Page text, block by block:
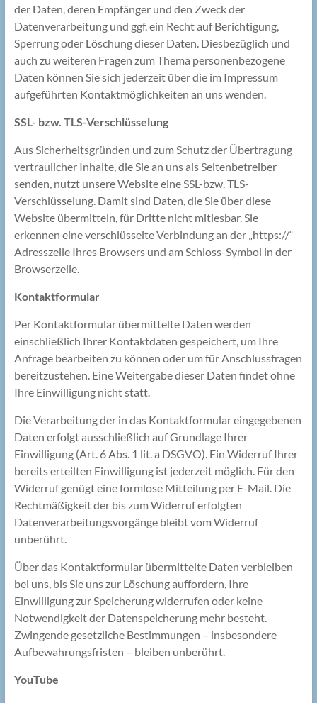
der Daten, deren Empfänger und den Zweck der
Datenverarbeitung und ggf. ein Recht auf Berichtigung,
Sperrung oder Löschung dieser Daten. Diesbezüglich und
auch zu weiteren Fragen zum Thema personenbezogene
Daten können Sie sich jederzeit über die im Impressum
aufgeführten Kontaktmöglichkeiten an uns wenden.
SSL- bzw. TLS-Verschlüsselung
Aus Sicherheitsgründen und zum Schutz der Übertragung
vertraulicher Inhalte, die Sie an uns als Seitenbetreiber
senden, nutzt unsere Website eine SSL-bzw. TLS-
Verschlüsselung. Damit sind Daten, die Sie über diese
Website übermitteln, für Dritte nicht mitlesbar. Sie
erkennen eine verschlüsselte Verbindung an der „https://“
Adresszeile Ihres Browsers und am Schloss-Symbol in der
Browserzeile.
Kontaktformular
Per Kontaktformular übermittelte Daten werden
einschließlich Ihrer Kontaktdaten gespeichert, um Ihre
Anfrage bearbeiten zu können oder um für Anschlussfragen
bereitzustehen. Eine Weitergabe dieser Daten findet ohne
Ihre Einwilligung nicht statt.
Die Verarbeitung der in das Kontaktformular eingegebenen
Daten erfolgt ausschließlich auf Grundlage Ihrer
Einwilligung (Art. 6 Abs. 1 lit. a DSGVO). Ein Widerruf Ihrer
bereits erteilten Einwilligung ist jederzeit möglich. Für den
Widerruf genügt eine formlose Mitteilung per E-Mail. Die
Rechtmäßigkeit der bis zum Widerruf erfolgten
Datenverarbeitungsvorgänge bleibt vom Widerruf
unberührt.
Über das Kontaktformular übermittelte Daten verbleiben
bei uns, bis Sie uns zur Löschung auffordern, Ihre
Einwilligung zur Speicherung widerrufen oder keine
Notwendigkeit der Datenspeicherung mehr besteht.
Zwingende gesetzliche Bestimmungen – insbesondere
Aufbewahrungsfristen – bleiben unberührt.
YouTube